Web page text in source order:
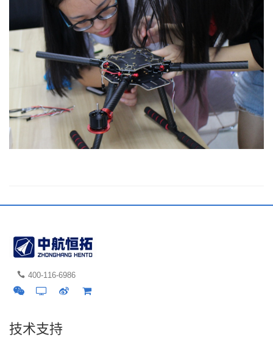
400-116-6986
技术支持